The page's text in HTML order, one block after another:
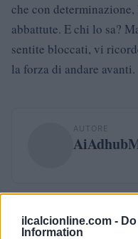
ilcalcionline.com -
Information
che con
abbattute. E chi lo sa?
sentite bloccati, vi
la forza di andare avanti.
AUTORE